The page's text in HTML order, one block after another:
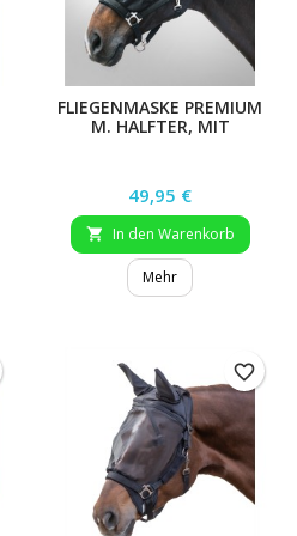
FLIEGENMASKE PREMIUM
M. HALFTER, MIT
Preis
49,95 €
 In den Warenkorb
Mehr
favorite_border